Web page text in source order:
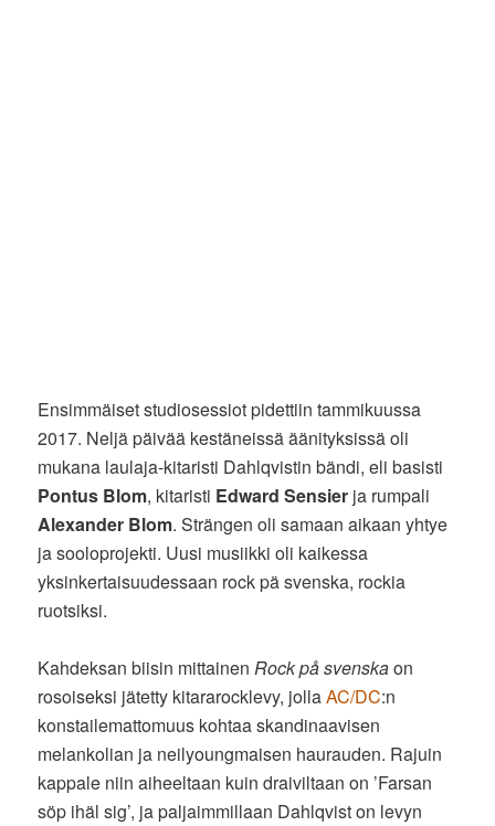
Ensimmäiset studiosessiot pidettiin tammikuussa
2017. Neljä päivää kestäneissä äänityksissä oli
mukana laulaja-kitaristi Dahlqvistin bändi, eli basisti
Pontus Blom, kitaristi Edward Sensier ja rumpali
Alexander Blom. Strängen oli samaan aikaan yhtye
ja sooloprojekti. Uusi musiikki oli kaikessa
yksinkertaisuudessaan rock pä svenska, rockia
ruotsiksi.
Kahdeksan biisin mittainenRock på svenskaon
rosoiseksi jätetty kitararocklevy, jollaAC/DC:n
konstailemattomuus kohtaa skandinaavisen
melankolian ja neilyoungmaisen haurauden. Rajuin
kappale niin aiheeltaan kuin draiviltaan on ’Farsan
söp ihäl sig’, ja paljaimmillaan Dahlqvist on levyn